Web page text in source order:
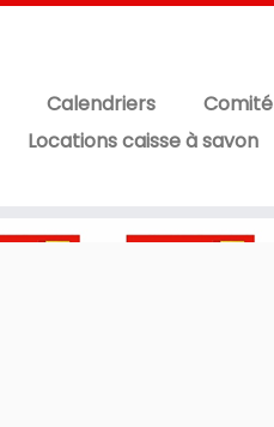
Calendriers Comité
Locations caisse à savon